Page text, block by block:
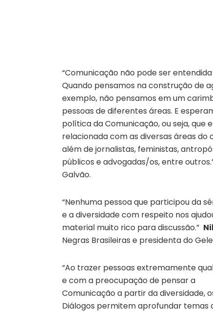
“Comunicação não pode ser
Quando pensamos na construção de
exemplo, não pensamos em um
pessoas de diferentes áreas. E
política da Comunicação, ou seja,
relacionada com as diversas áreas do
além de jornalistas, feministas,
públicos e advogadas/os, entre
Galvão.
“Nenhuma pessoa que participou da
e a diversidade com respeito nos
material muito rico para discussão.”
Negras Brasileiras e presidenta do
“Ao trazer pessoas extremamente
e com a preocupação de pensar a
Comunicação a partir da diversidade,
Diálogos permitem aprofundar temas